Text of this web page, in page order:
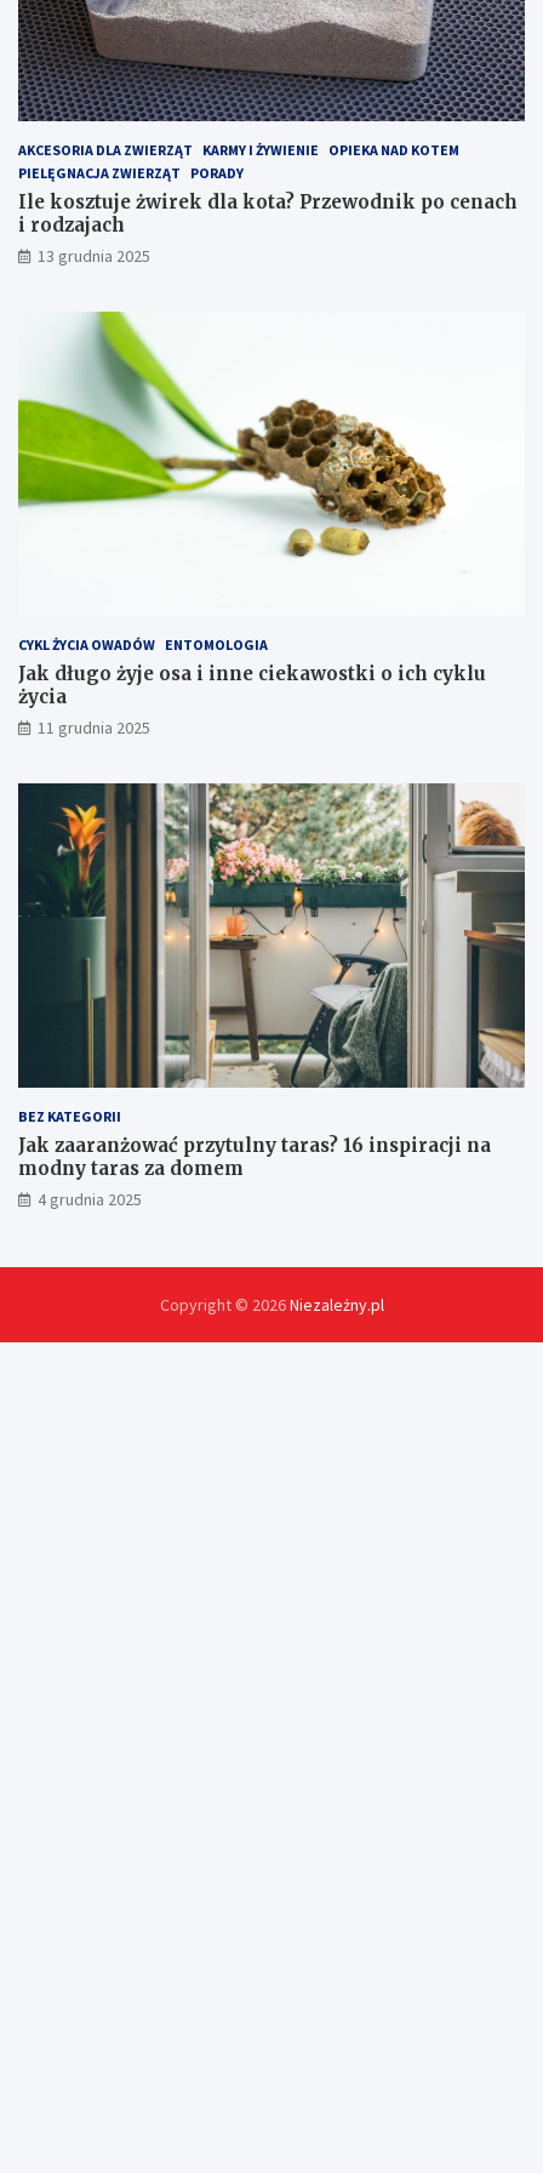
–
j
a
k
z
o
p
t
y
m
a
l
ć
o
t
l
o
a
t
j
p
o
c
e
n
a
c
h
i
r
o
d
h
AKCESORIA DLA ZWIERZĄT KARMY I ŻYWIENIE
OPIEKA NAD KOTEM
PIELĘGNACJA ZWIERZĄT
PORADY
Ile kosztuje żwirek dla kota? Przewodnik po cenach
i rodzajach
13 grudnia 2025
CYKL ŻYCIA OWADÓW ENTOMOLOGIA
Jak długo żyje osa i inne ciekawostki o ich cyklu
życia
11 grudnia 2025
BEZ KATEGORII
Jak zaaranżować przytulny taras? 16 inspiracji na
modny taras za domem
4 grudnia 2025
Copyright © 2026Niezależny.pl